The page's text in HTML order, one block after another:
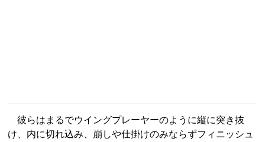
彼らはまるでウイングプレーヤーのように縦に突き抜
け、内に切れ込み、崩しや仕掛けのみならずフィニッシュ